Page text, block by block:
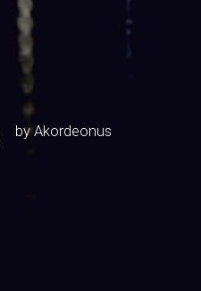
by Akordeonus